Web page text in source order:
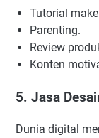
Tutorial
Parenting.
Review
Konten
5. Jasa
Dunia digital